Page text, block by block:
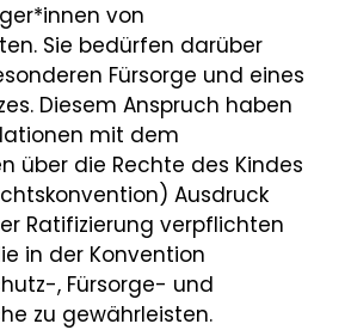
von
Sie bedürfen darüber
Fürsorge und eines
Diesem Anspruch haben
mit dem
über die Rechte des Kindes
Ausdruck
Ratifizierung verpflichten
in der Konvention
, Fürsorge- und
zu gewährleisten.